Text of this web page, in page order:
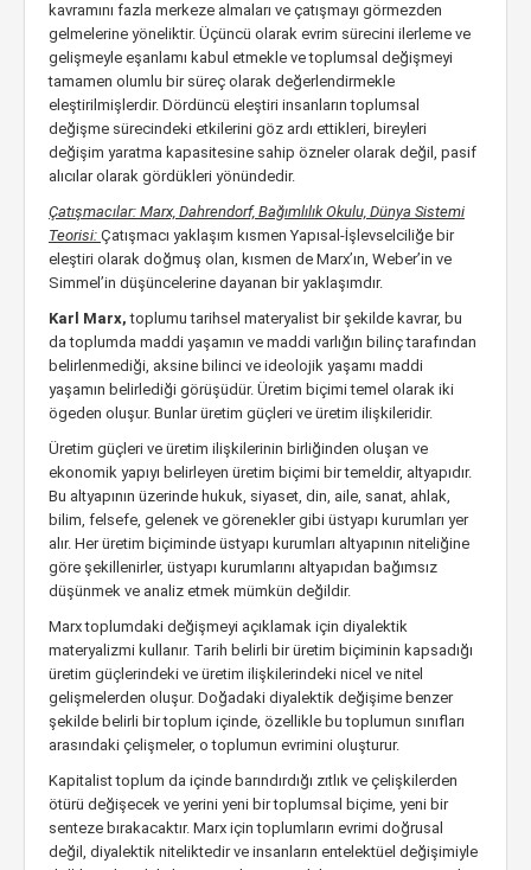
kavramını fazla merkeze almaları ve çatışmayı görmezden
gelmelerine yöneliktir. Üçüncü olarak evrim sürecini ilerleme ve
gelişmeyle eşanlamı kabul etmekle ve toplumsal değişmeyi
tamamen olumlu bir süreç olarak değerlendirmekle
eleştirilmişlerdir. Dördüncü eleştiri insanların toplumsal
değişme sürecindeki etkilerini göz ardı ettikleri, bireyleri
değişim yaratma kapasitesine sahip özneler olarak değil, pasif
alıcılar olarak gördükleri yönündedir.
Çatışmacılar: Marx, Dahrendorf, Bağımlılık Okulu, Dünya Sistemi
Teorisi: Çatışmacı yaklaşım kısmen Yapısal-İşlevselciliğe bir
eleştiri olarak doğmuş olan, kısmen de Marx’ın, Weber’in ve
Simmel’in düşüncelerine dayanan bir yaklaşımdır.
Karl Marx,toplumu tarihsel materyalist bir şekilde kavrar, bu
da toplumda maddi yaşamın ve maddi varlığın bilinç tarafından
belirlenmediği, aksine bilinci ve ideolojik yaşamı maddi
yaşamın belirlediği görüşüdür. Üretim biçimi temel olarak iki
ögeden oluşur. Bunlar üretim güçleri ve üretim ilişkileridir.
Üretim güçleri ve üretim ilişkilerinin birliğinden oluşan ve
ekonomik yapıyı belirleyen üretim biçimi bir temeldir, altyapıdır.
Bu altyapının üzerinde hukuk, siyaset, din, aile, sanat, ahlak,
bilim, felsefe, gelenek ve görenekler gibi üstyapı kurumları yer
alır. Her üretim biçiminde üstyapı kurumları altyapının niteliğine
göre şekillenirler, üstyapı kurumlarını altyapıdan bağımsız
düşünmek ve analiz etmek mümkün değildir.
Marx toplumdaki değişmeyi açıklamak için diyalektik
materyalizmi kullanır. Tarih belirli bir üretim biçiminin kapsadığı
üretim güçlerindeki ve üretim ilişkilerindeki nicel ve nitel
gelişmelerden oluşur. Doğadaki diyalektik değişime benzer
şekilde belirli bir toplum içinde, özellikle bu toplumun sınıfları
arasındaki çelişmeler, o toplumun evrimini oluşturur.
Kapitalist toplum da içinde barındırdığı zıtlık ve çelişkilerden
ötürü değişecek ve yerini yeni bir toplumsal biçime, yeni bir
senteze bırakacaktır. Marx için toplumların evrimi doğrusal
değil, diyalektik niteliktedir ve insanların entelektüel değişimiyle